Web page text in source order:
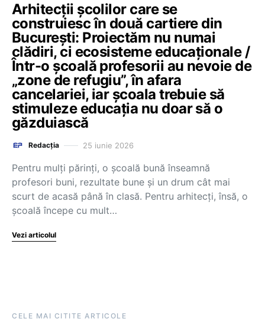
Arhitecții școlilor care se
construiesc în două cartiere din
București: Proiectăm nu numai
clădiri, ci ecosisteme educaționale /
Într-o școală profesorii au nevoie de
„zone de refugiu”, în afara
cancelariei, iar școala trebuie să
stimuleze educația nu doar să o
găzduiască
Redacția 25 iunie 2026
Pentru mulți părinți, o școală bună înseamnă
profesori buni, rezultate bune și un drum cât mai
scurt de acasă până în clasă. Pentru arhitecți, însă, o
școală începe cu mult…
Vezi articolul
CELE MAI CITITE ARTICOLE